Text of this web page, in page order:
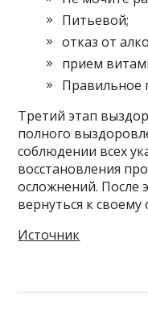
Питьевой;
отказ от
прием
Правильное
Третий этап
полного
соблюдении всех
восстановления
осложнений. После
вернуться к
Источник